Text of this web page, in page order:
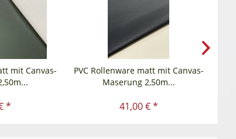
mit Canvas-
*
PVC Rollenware matt mit Canvas-
Maserung 2,50m...
41,00 € *